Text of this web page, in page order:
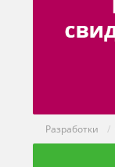
Разработки /